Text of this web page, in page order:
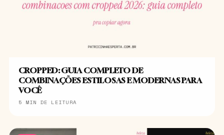
CROPPED: GUIA COMPLETO DE
COMBINAÇÕES ESTILOSAS E MODERNAS PARA
VOCÊ
5 MIN DE LEITURA